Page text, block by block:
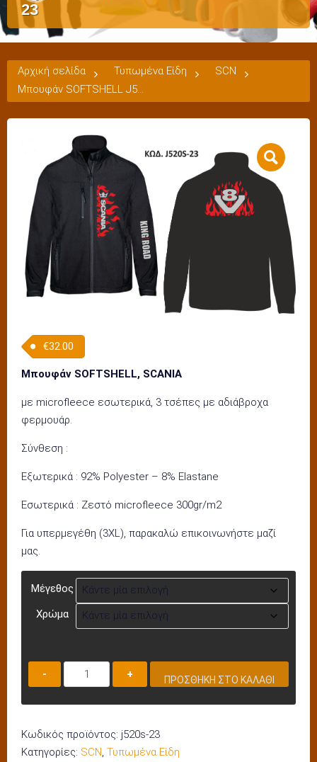
23
Αρχική σελίδα Τυπωμένα Είδη
SCN
Μπουφάν SOFTSHELL J520S-23
€32.00
Μπουφάν SOFTSHELL, SCANIA
με microfleece εσωτερικά, 3 τσέπες με αδιάβροχα
φερμουάρ.
Σύνθεση :
Εξωτερικά : 92% Polyester – 8% Elastane
Εσωτερικά : Ζεστό microfleece 300gr/m2
Για υπερμεγέθη (3XL), παρακαλώ επικοινωνήστε μαζί
μας.
Μέγεθος
Χρώμα
Μπουφάν
SOFTSHELL
J520S-
ποσότητα
ΠΡΟΣΘΉΚΗ ΣΤΟ ΚΑΛΆΘΙ
Κωδικός προϊόντος: j520s-23
Κατηγορίες: SCN, Τυπωμένα Είδη